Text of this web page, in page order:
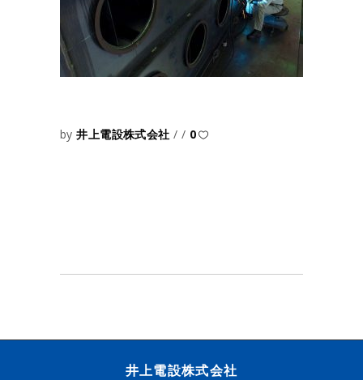
by井上電設株式会社 0
井上電設株式会社